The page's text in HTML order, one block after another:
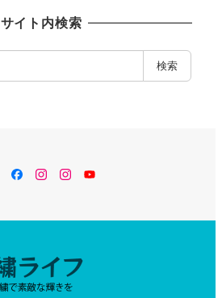
サイト内検索
検索
TwitterFacebook
Instagram
Instagram
YouTube